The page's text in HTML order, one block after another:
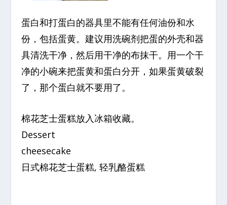
蛋白和打蛋白的器具里不能有任何油份和水
份，包括蛋黄。建议用洗碗剂把蛋的外壳和器
具清洗干净，然后用干净的布抹干。用一个干
净的小碗来把蛋黄和蛋白分开，如果蛋黄破裂
了，那个蛋白就不要用了。
棉花芝士蛋糕放入冰箱收藏。
Dessert
cheesecake
日式棉花芝士蛋糕, 轻乳酪蛋糕